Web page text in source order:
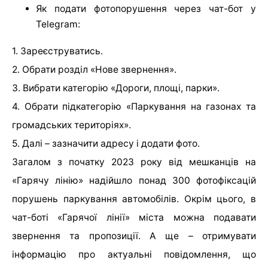
Як подати фотопорушення через чат-бот у
Telegram:
1. Зареєструватись.
2. Обрати розділ «Нове звернення».
3. Вибрати категорію «Дороги, площі, парки».
4. Обрати підкатегорію «Паркування на газонах та
громадських територіях».
5. Далі – зазначити адресу і додати фото.
Загалом з початку 2023 року від мешканців на
«Гарячу лінію» надійшло понад 300 фотофіксацій
порушень паркування автомобілів. Окрім цього, в
чат-боті «Гарячої лінії» міста можна подавати
звернення та пропозиції. А ще – отримувати
інформацію про актуальні повідомлення, що